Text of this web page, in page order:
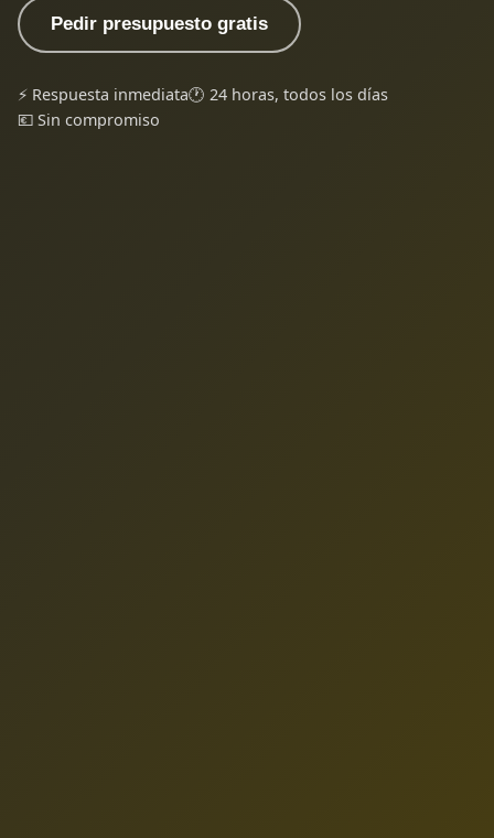
Pedir presupuesto gratis
⚡ Respuesta inmediata🕐 24 horas, todos los días
💶 Sin compromiso